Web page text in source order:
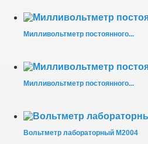
Милливольтметр постоянного...
Милливольтметр постоянного...
Вольтметр лабораторный М2004